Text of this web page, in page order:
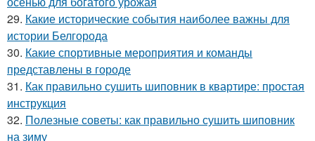
29. Какие исторические события наиболее важны для
истории Белгорода
30. Какие спортивные мероприятия и команды
представлены в городе
31. Как правильно сушить шиповник в квартире: простая
инструкция
32. Полезные советы: как правильно сушить шиповник
на зиму